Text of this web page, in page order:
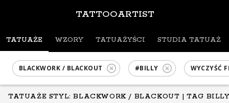
TATTOOARTIST
TATUAŻE WZORY TATUAŻYŚCI STUDIA TATUAŻU
BLACKWORK / BLACKOUT #BILLY WYCZYŚĆ
TATUAŻE STYL: BLACKWORK / BLACKOUT | TAG